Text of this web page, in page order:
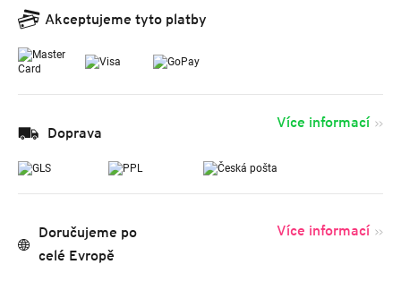
Akceptujeme tyto platby
Doprava
Více informací
Doručujeme po
celé Evropě
Více informací